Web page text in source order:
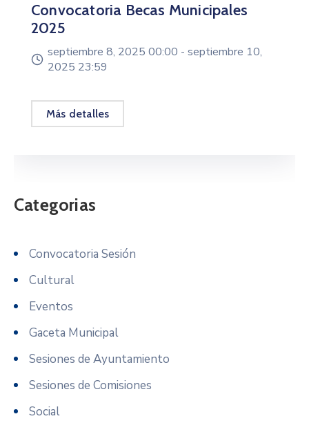
Convocatoria Becas Municipales
2025
septiembre 8, 2025 00:00 - septiembre 10,
2025 23:59
Más detalles
Categorias
Convocatoria Sesión
Cultural
Eventos
Gaceta Municipal
Sesiones de Ayuntamiento
Sesiones de Comisiones
Social